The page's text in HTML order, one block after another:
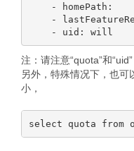
    - homePath:
-
注：请注意“quota”和
另外，特殊情况下，也
小，